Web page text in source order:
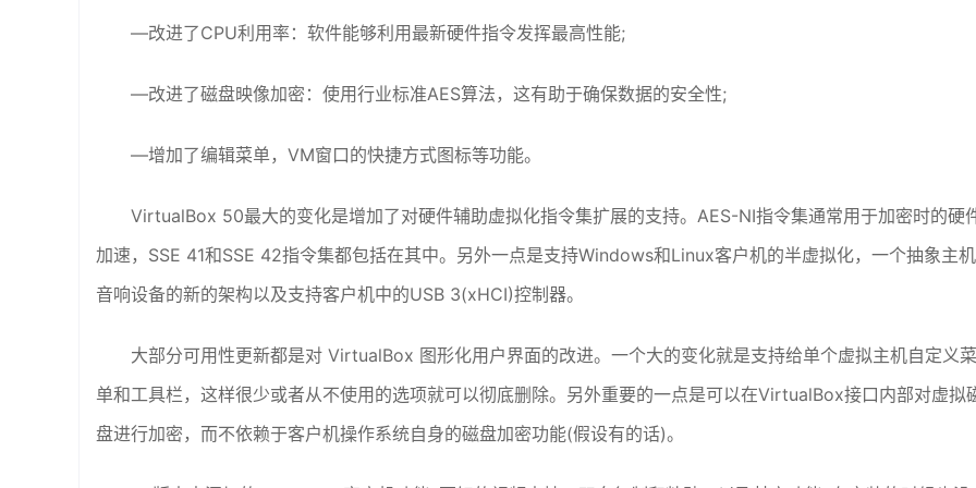
—改进了CPU利用率：软件能够利用最新硬件指令发挥最高性能;
—改进了磁盘映像加密：使用行业标准AES算法，这有助于确保数据的安全性;
—增加了编辑菜单，VM窗口的快捷方式图标等功能。
VirtualBox 50最大的变化是增加了对硬件辅助虚拟化指令集扩展的支持。AES-NI指令集通常用于加密时的硬
加速，SSE 41和SSE 42指令集都包括在其中。另外一点是支持Windows和Linux客户机的半虚拟化，一个抽象主机
音响设备的新的架构以及支持客户机中的USB 3(xHCI)控制器。
大部分可用性更新都是对 VirtualBox 图形化用户界面的改进。一个大的变化就是支持给单个虚拟主机自定义菜
单和工具栏，这样很少或者从不使用的选项就可以彻底删除。另外重要的一点是可以在VirtualBox接口内部对虚拟
盘进行加密，而不依赖于客户机操作系统自身的磁盘加密功能(假设有的话)。